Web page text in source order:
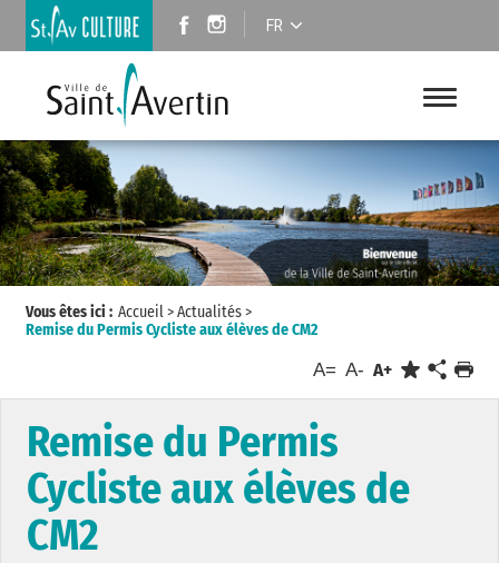
FR
Vous êtes ici : Accueil>Actualités>
Remise du Permis Cycliste aux élèves de CM2
A= A- A+
Remise du Permis
Cycliste aux élèves de
CM2